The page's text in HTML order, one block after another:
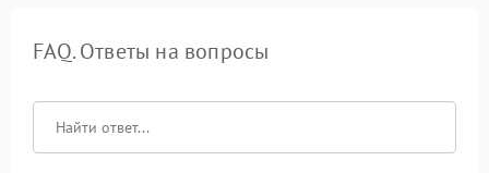
FAQ. Ответы на вопросы